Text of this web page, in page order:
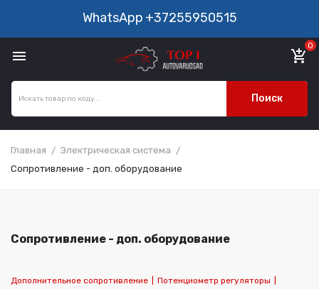
WhatsApp +37255950515
 add_shopping_cart
0
Поиск
Главная
Электрическая система
Сопротивление - доп. оборудование
Сопротивление - доп. оборудование
Дополнительное сопротивление Потенциометр регуляторы